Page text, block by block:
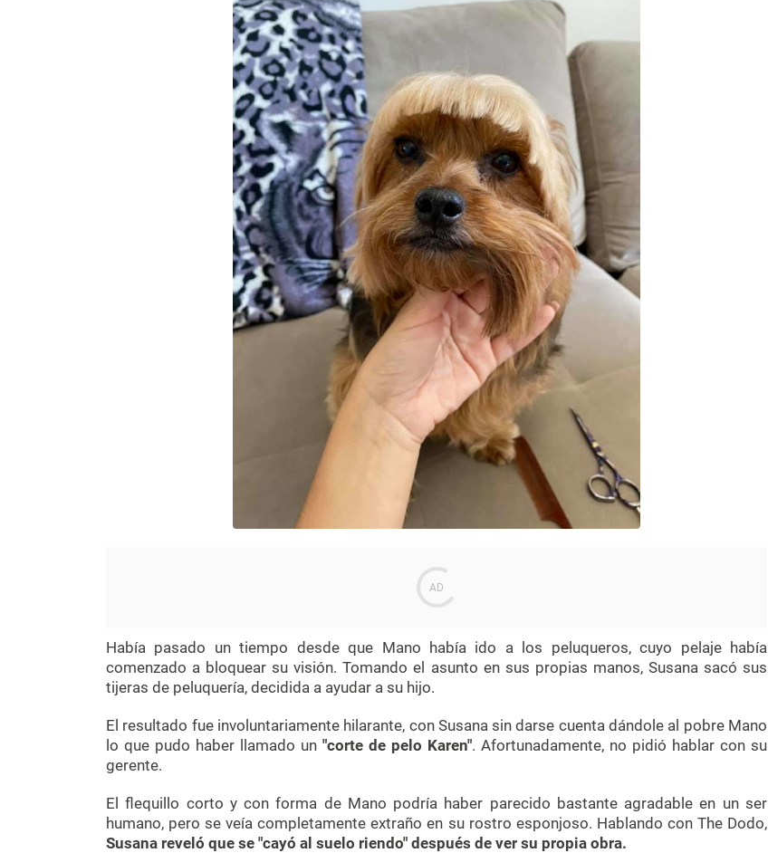
Había pasado un tiempo desde que Mano había ido a los peluqueros, cuyo pelaje había
comenzado a bloquear su visión. Tomando el asunto en sus propias manos, Susana sacó sus
tijeras de peluquería, decidida a ayudar a su hijo.
El resultado fue involuntariamente hilarante, con Susana sin darse cuenta dándole al pobre Mano
lo que pudo haber llamado un "corte de pelo Karen". Afortunadamente, no pidió hablar con su
gerente.
El flequillo corto y con forma de Mano podría haber parecido bastante agradable en un ser
humano, pero se veía completamente extraño en su rostro esponjoso. Hablando con The Dodo,
Susana reveló que se "cayó al suelo riendo" después de ver su propia obra.